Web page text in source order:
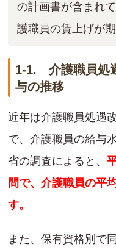
の計画書が含まれ
護職員の賃上げが期
1-1. 介護職員処
与の推移
近年は介護職員処遇
で、介護職員の給与
省の調査によると、
間で、介護職員の平
す。
また、保有資格別で